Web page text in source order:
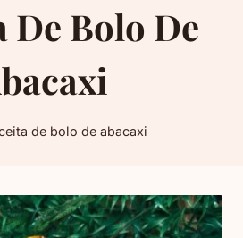
De Bolo De
de bolo de abacaxi